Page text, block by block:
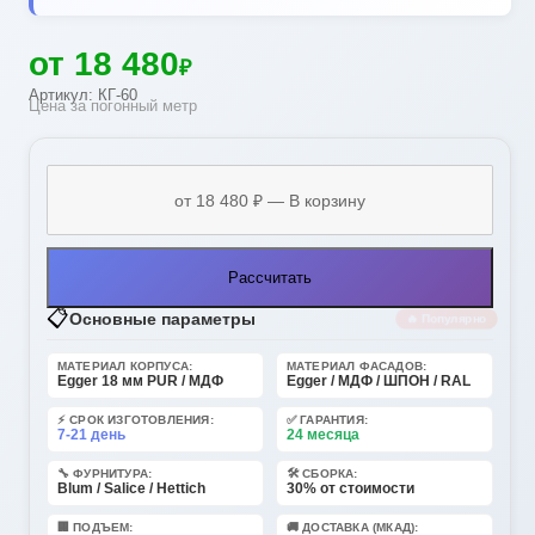
от 18 480₽
Артикул: КГ-60
Цена за погонный метр
Рассчитать
📋Основные параметры
МАТЕРИАЛ КОРПУСА:
Egger 18 мм PUR / МДФ
МАТЕРИАЛ ФАСАДОВ:
Egger / МДФ / ШПОН / RAL
⚡ СРОК ИЗГОТОВЛЕНИЯ:
7-21 день
✅ ГАРАНТИЯ:
24 месяца
🔧 ФУРНИТУРА:
Blum / Salice / Hettich
🛠️ СБОРКА:
30% от стоимости
🏢 ПОДЪЕМ: 🚚 ДОСТАВКА (МКАД):